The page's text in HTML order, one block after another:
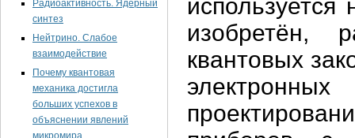
Радиоактивность. Ядерный
синтез
Нейтрино. Слабое
взаимодействие
Почему квантовая
механика достигла
больших успехов в
объяснении явлений
микромира
изобретён,
квантовых